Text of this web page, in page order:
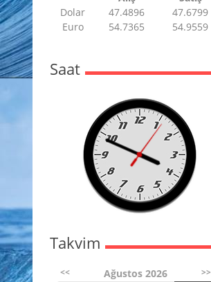
Dolar
47.4896
47.6799
Euro
54.7365 54.9559
Saat
Takvim
<< Ağustos 2026 >>